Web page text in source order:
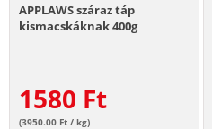
APPLAWS száraz táp
kismacskáknak 400g
1580 Ft
(3950.00 Ft / kg)